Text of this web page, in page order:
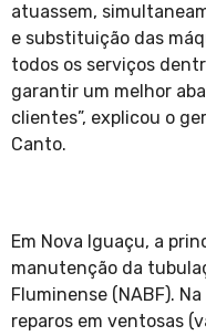
atuassem,
e substituição das
todos os serviços
garantir um melhor
clientes”, explicou o
Canto.
Em Nova Iguaçu, a
manutenção da
Fluminense (NABF).
reparos em ventosas